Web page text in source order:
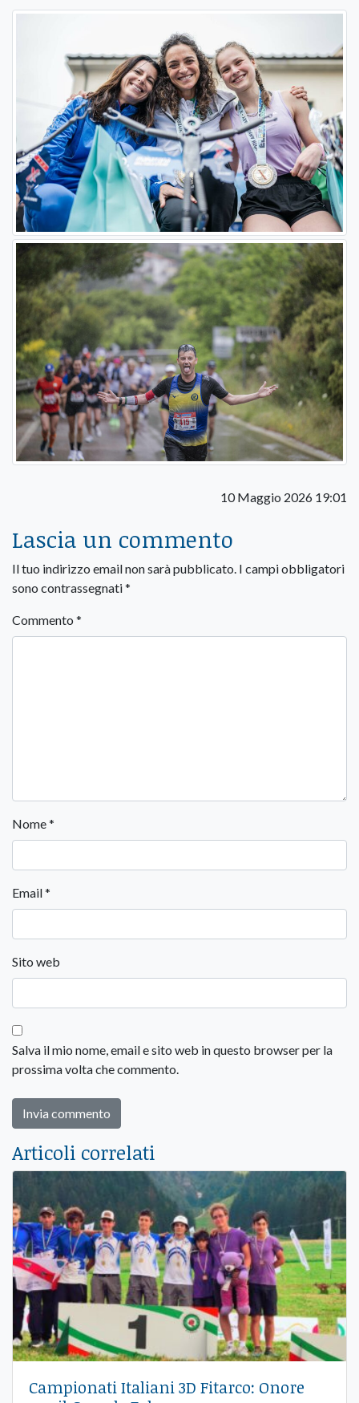
10 Maggio 2026 19:01
Lascia un commento
Il tuo indirizzo email non sarà pubblicato. I campi obbligatori
sono contrassegnati*
Commento *
Nome*
Email*
Sito web
Salva il mio nome, email e sito web in questo browser per la
prossima volta che commento.
Articoli correlati
Campionati Italiani 3D Fitarco: Onore